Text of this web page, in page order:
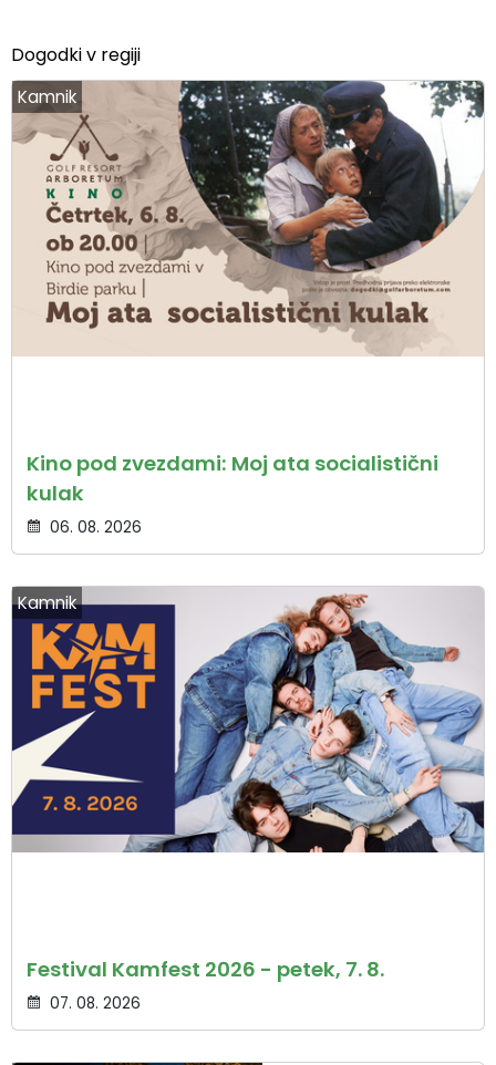
Dogodki v regiji
Kamnik
Kino pod zvezdami: Moj ata socialistični
kulak
06. 08. 2026
Kamnik
Festival Kamfest 2026 - petek, 7. 8.
07. 08. 2026